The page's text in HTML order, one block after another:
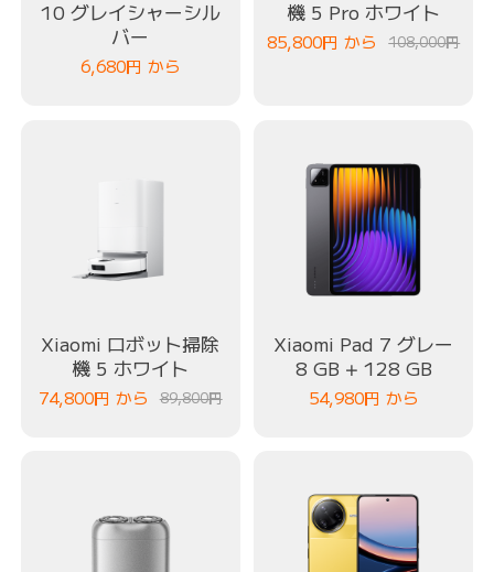
10 グレイシャーシル
バー
6,680円 から
機 5 Pro ホワイト
85,800円 から 108,000円
Xiaomi ロボット掃除
機 5 ホワイト
74,800円 から 89,800円
Xiaomi Pad 7 グレー
8 GB + 128 GB
54,980円 から